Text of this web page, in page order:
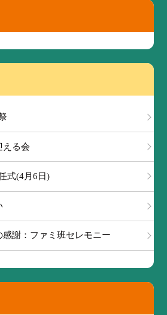
える会
式(4月6日)
謝：ファミ班セレモニー